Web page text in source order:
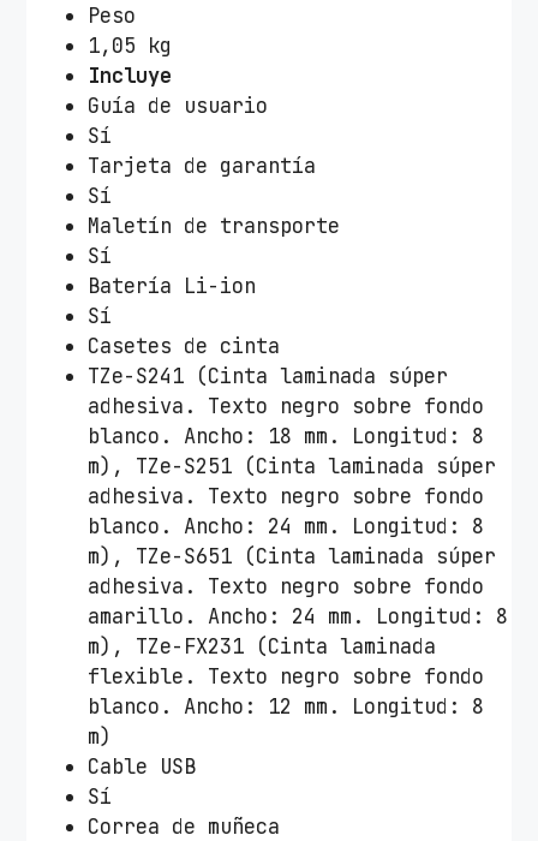
Peso
1,05 kg
Incluye
Guía de usuario
Sí
Tarjeta de garantía
Sí
Maletín de transporte
Sí
Batería Li-ion
Sí
Casetes de cinta
TZe-S241 (Cinta laminada súper
adhesiva. Texto negro sobre fondo
blanco. Ancho: 18 mm. Longitud: 8
m), TZe-S251 (Cinta laminada súper
adhesiva. Texto negro sobre fondo
blanco. Ancho: 24 mm. Longitud: 8
m), TZe-S651 (Cinta laminada súper
adhesiva. Texto negro sobre fondo
amarillo. Ancho: 24 mm. Longitud: 8
m), TZe-FX231 (Cinta laminada
flexible. Texto negro sobre fondo
blanco. Ancho: 12 mm. Longitud: 8
m)
Cable USB
Sí
Correa de muñeca